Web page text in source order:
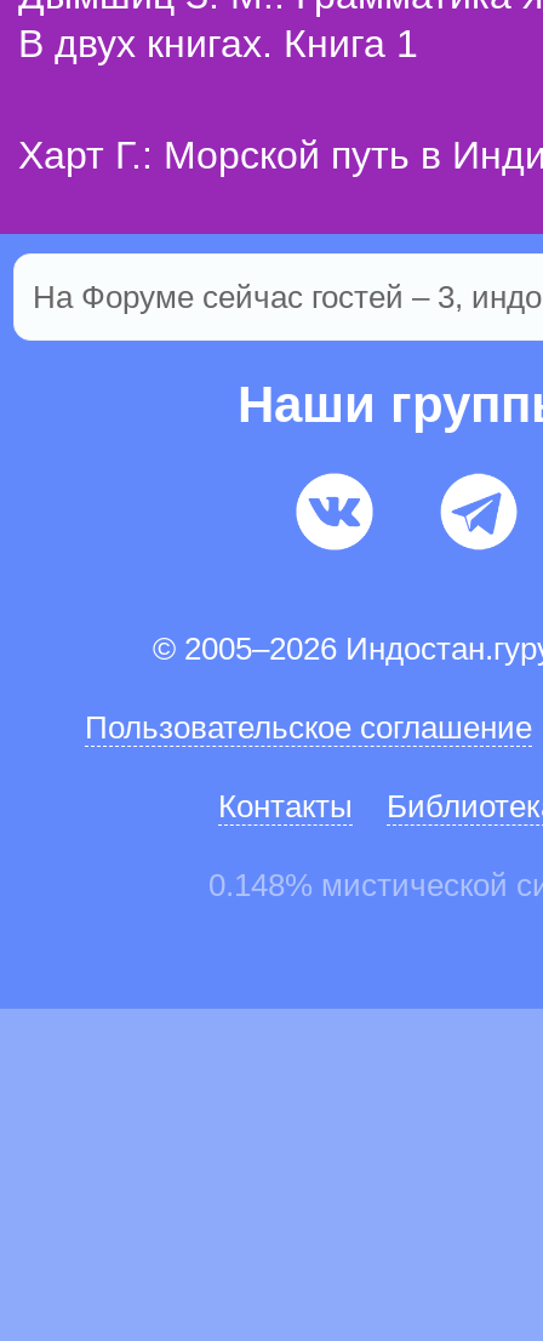
В двух книгах. Книга 1
Харт Г.: Морской путь в
На Форуме сейчас гостей – 3,
Наши
© 2005–2026
Пользовательское соглашение
Контакты
0.148% мистической